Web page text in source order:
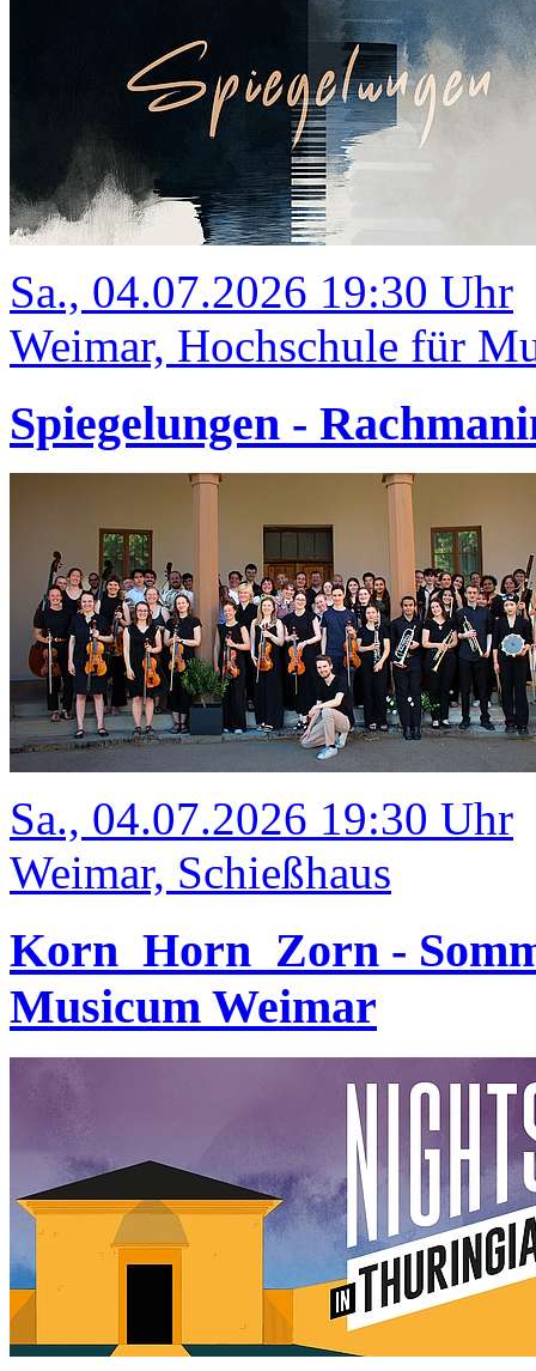
Sa., 04.07.2026 19:30 Uhr
Weimar, Hochschule für
Spiegelungen -
Sa., 04.07.2026 19:30 Uhr
Weimar, Schießhaus
Korn_Horn_Zorn -
Musicum Weimar